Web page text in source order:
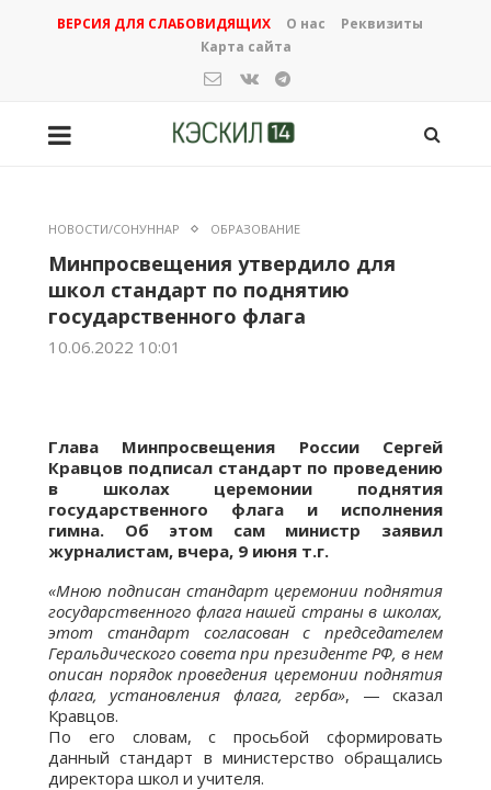
ВЕРСИЯ ДЛЯ СЛАБОВИДЯЩИХ О нас
Реквизиты
Карта сайта
НОВОСТИ/СОНУННАР ОБРАЗОВАНИЕ
Минпросвещения утвердило для
школ стандарт по поднятию
государственного флага
10.06.2022 10:01
Глава Минпросвещения России Сергей
Кравцов подписал стандарт по проведению
в школах церемонии поднятия
государственного флага и исполнения
гимна. Об этом сам министр заявил
журналистам, вчера, 9 июня т.г.
«Мною подписан стандарт церемонии поднятия
государственного флага нашей страны в школах,
этот стандарт согласован с председателем
Геральдического совета при президенте РФ, в нем
описан порядок проведения церемонии поднятия
флага, установления флага, герба», — сказал
Кравцов.
По его словам, с просьбой сформировать
данный стандарт в министерство обращались
директора школ и учителя.